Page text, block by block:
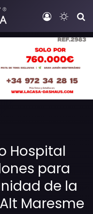
Iniciar
Hospital
para
de la
Maresme